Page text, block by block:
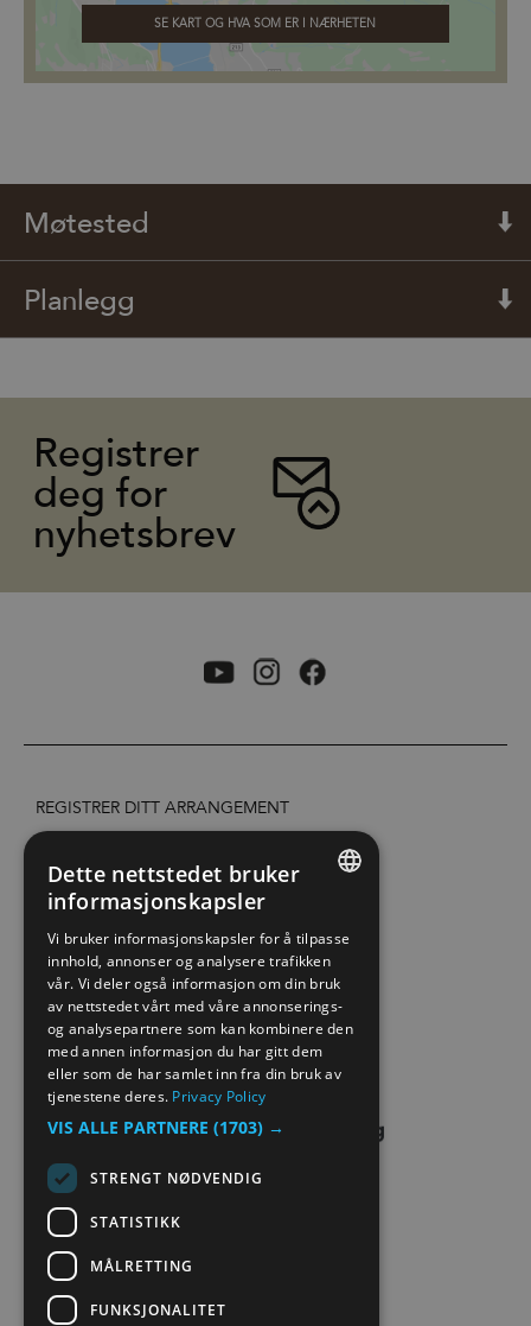
SE KART OG HVA SOM ER I NÆRHETEN
Møtested
Planlegg
Registrer
deg for
nyhetsbrev
REGISTRER DITT ARRANGEMENT
TILGJENGELIGHETSERKLÆRING
SITE MAP
EXTRANET
NORWEGIAN
GERMAN
Dette nettstedet bruker
informasjonskapsler
Vi bruker informasjonskapsler for å tilpasse
innhold, annonser og analysere trafikken
vår. Vi deler også informasjon om din bruk
av nettstedet vårt med våre annonserings-
og analysepartnere som kan kombinere den
med annen informasjon du har gitt dem
eller som de har samlet inn fra din bruk av
tjenestene deres. Privacy Policy
VIS ALLE PARTNERE (1703) →
STRENGT NØDVENDIG
STATISTIKK
MÅLRETTING
FUNKSJONALITET